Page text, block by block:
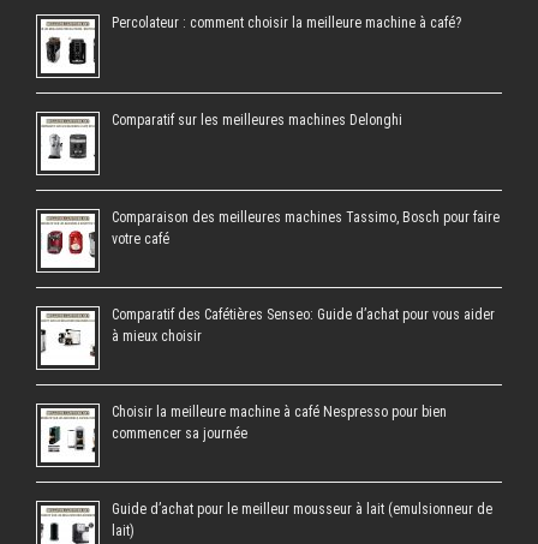
Percolateur : comment choisir la meilleure machine à café?
Comparatif sur les meilleures machines Delonghi
Comparaison des meilleures machines Tassimo, Bosch pour faire
votre café
Comparatif des Cafétières Senseo: Guide d’achat pour vous aider
à mieux choisir
Choisir la meilleure machine à café Nespresso pour bien
commencer sa journée
Guide d’achat pour le meilleur mousseur à lait (emulsionneur de
lait)